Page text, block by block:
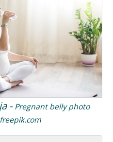
- Pregnant belly photo